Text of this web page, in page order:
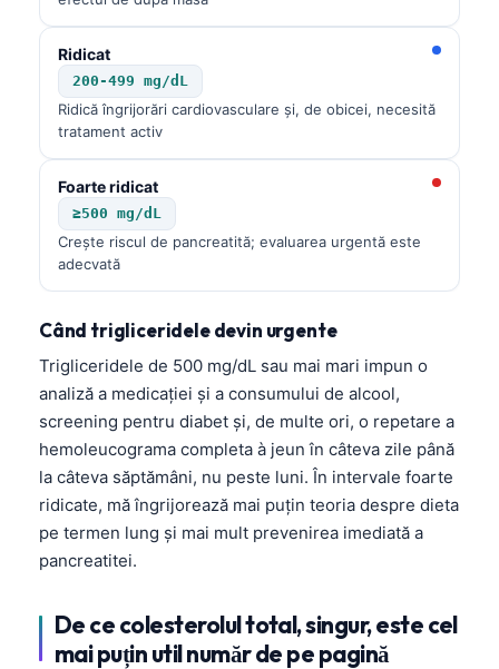
Ridicat
200-499 mg/dL
Ridică îngrijorări cardiovasculare și, de obicei, necesită
tratament activ
Foarte ridicat
≥500 mg/dL
Crește riscul de pancreatită; evaluarea urgentă este
adecvată
Când trigliceridele devin urgente
Trigliceridele de 500 mg/dL sau mai mari impun o
analiză a medicației și a consumului de alcool,
screening pentru diabet și, de multe ori, o repetare a
hemoleucograma completa à jeun în câteva zile până
la câteva săptămâni, nu peste luni. În intervale foarte
ridicate, mă îngrijorează mai puțin teoria despre dieta
pe termen lung și mai mult prevenirea imediată a
pancreatitei.
De ce colesterolul total, singur, este cel
mai puțin util număr de pe pagină